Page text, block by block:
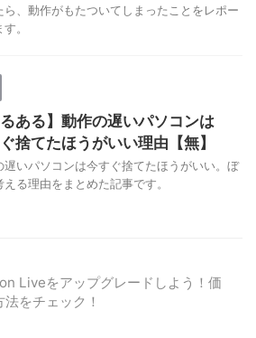
ら、動作がもたついてしまったことをレポー
。
るある】動作の遅いパソコンは
捨てたほうがいい理由【無】
遅いパソコンは今すぐ捨てたほうがいい。ぼ
える理由をまとめた記事です。
Liveをアップグレードしよう！価
法をチェック！